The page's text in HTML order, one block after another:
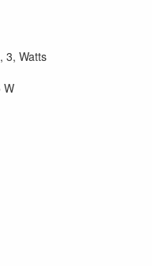
3, Watts
W